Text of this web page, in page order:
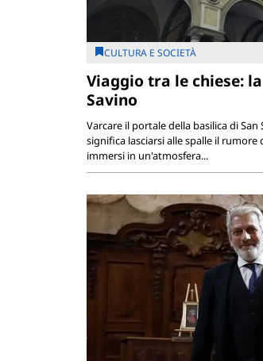
CULTURA E SOCIETÀ
Viaggio tra le chiese:
Savino
Varcare il portale della basilica di San
significa lasciarsi alle spalle il
immersi in un'atmosfera...